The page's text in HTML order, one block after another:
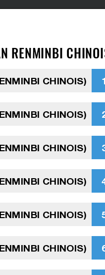
RENMINBI
CHINOIS)
CHINOIS)
CHINOIS)
CHINOIS)
CHINOIS)
CHINOIS)